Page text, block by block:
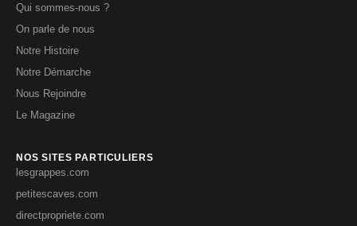
Qui sommes-nous ?
On parle de nous
Notre Histoire
Notre Démarche
Nous Rejoindre
Le Magazine
NOS SITES PARTICULIERS
lesgrappes.com
petitescaves.com
directpropriete.com